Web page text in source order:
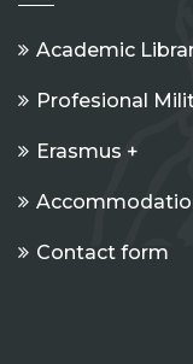
Academic
Profesional
Erasmus +
Contact form